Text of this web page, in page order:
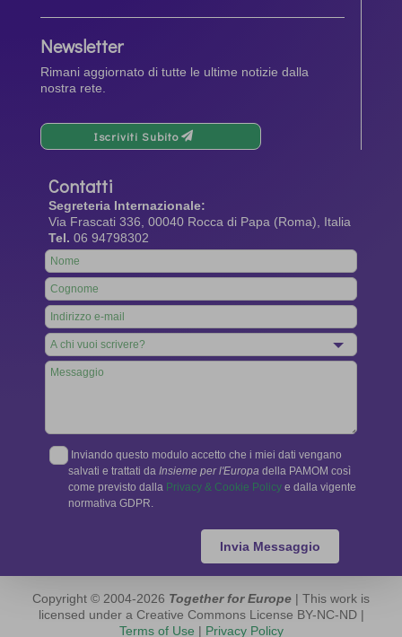
Newsletter
Rimani aggiornato di tutte le ultime notizie dalla
nostra rete.
Iscriviti Subito
Contatti
Segreteria Internazionale:
Via Frascati 336, 00040 Rocca di Papa (Roma), Italia
Tel. 06 94798302
Leave
this
field
blank
Inviando questo modulo accetto che i miei dati vengano
salvati e trattati da Insieme per l'Europa della PAMOM così
come previsto dalla Privacy & Cookie Policy e dalla vigente
normativa GDPR.
Invia Messaggio
Copyright © 2004-2026 Together for Europe | This work is
licensed under a Creative Commons License BY-NC-ND |
Terms of Use | Privacy Policy